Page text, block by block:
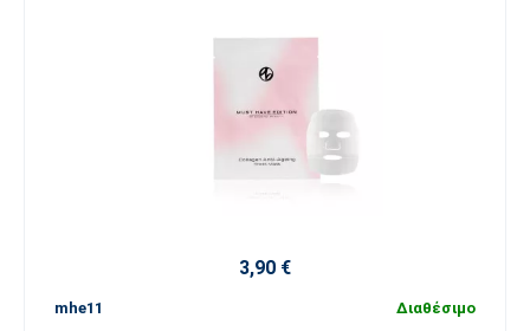
3,90 €
mhe11 Διαθέσιμο